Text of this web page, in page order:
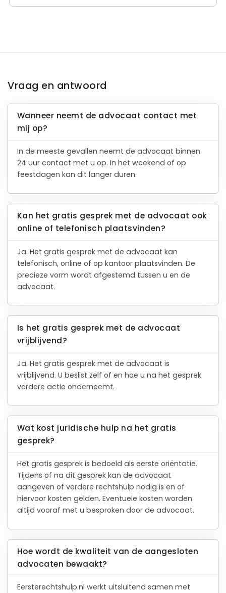
Vraag en antwoord
Wanneer neemt de advocaat contact met
mij op?
In de meeste gevallen neemt de advocaat binnen
24 uur contact met u op. In het weekend of op
feestdagen kan dit langer duren.
Kan het gratis gesprek met de advocaat ook
online of telefonisch plaatsvinden?
Ja. Het gratis gesprek met de advocaat kan
telefonisch, online of op kantoor plaatsvinden. De
precieze vorm wordt afgestemd tussen u en de
advocaat.
Is het gratis gesprek met de advocaat
vrijblijvend?
Ja. Het gratis gesprek met de advocaat is
vrijblijvend. U beslist zelf of en hoe u na het gesprek
verdere actie onderneemt.
Wat kost juridische hulp na het gratis
gesprek?
Het gratis gesprek is bedoeld als eerste oriëntatie.
Tijdens of na dit gesprek kan de advocaat
aangeven of verdere rechtshulp nodig is en of
hiervoor kosten gelden. Eventuele kosten worden
altijd vooraf met u besproken door de advocaat.
Hoe wordt de kwaliteit van de aangesloten
advocaten bewaakt?
Eersterechtshulp.nl werkt uitsluitend samen met